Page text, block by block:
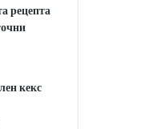
рецепта
кекс